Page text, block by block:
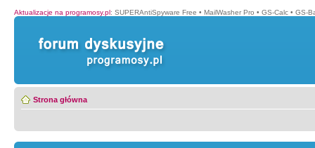
Aktualizacje na programosy.pl: SUPERAntiSpyware Free • MailWasher Pro • GS-Calc • GS-
Strona główna